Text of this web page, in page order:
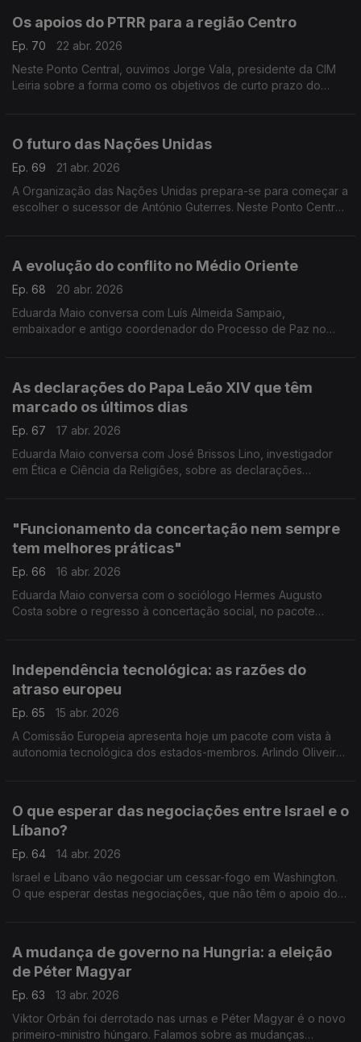
Os apoios do PTRR para a região Centro
Ep. 70
22 abr. 2026
Neste Ponto Central, ouvimos Jorge Vala, presidente da CIM
Leiria sobre a forma como os objetivos de curto prazo do
O futuro das Nações Unidas
Ep. 69
21 abr. 2026
A Organização das Nações Unidas prepara-se para começar a
escolher o sucessor de António Guterres. Neste Ponto Central,
A evolução do conflito no Médio Oriente
Ep. 68
20 abr. 2026
Eduarda Maio conversa com Luís Almeida Sampaio,
embaixador e antigo coordenador do Processo de Paz no
As declarações do Papa Leão XIV que têm
marcado os últimos dias
Ep. 67
17 abr. 2026
Eduarda Maio conversa com José Brissos Lino, investigador
em Ética e Ciência da Religiões, sobre as declarações
"Funcionamento da concertação nem sempre
tem melhores práticas"
Ep. 66
16 abr. 2026
Eduarda Maio conversa com o sociólogo Hermes Augusto
Costa sobre o regresso à concertação social, no pacote
Independência tecnológica: as razões do
atraso europeu
Ep. 65
15 abr. 2026
A Comissão Europeia apresenta hoje um pacote com vista à
autonomia tecnológica dos estados-membros. Arlindo Oliveira,
O que esperar das negociações entre Israel e o
Líbano?
Ep. 64
14 abr. 2026
Israel e Líbano vão negociar um cessar-fogo em Washington.
O que esperar destas negociações, que não têm o apoio do
A mudança de governo na Hungria: a eleição
de Péter Magyar
Ep. 63
13 abr. 2026
Viktor Orbán foi derrotado nas urnas e Péter Magyar é o novo
primeiro-ministro húngaro. Falamos sobre as mudanças